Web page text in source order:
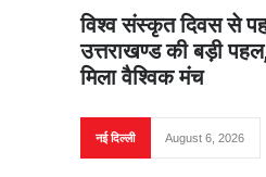
विश्व संस्कृत दिवस से
उत्तराखण्ड की बड़ी
मिला वैश्विक मंच
नई दिल्ली August 6, 2026